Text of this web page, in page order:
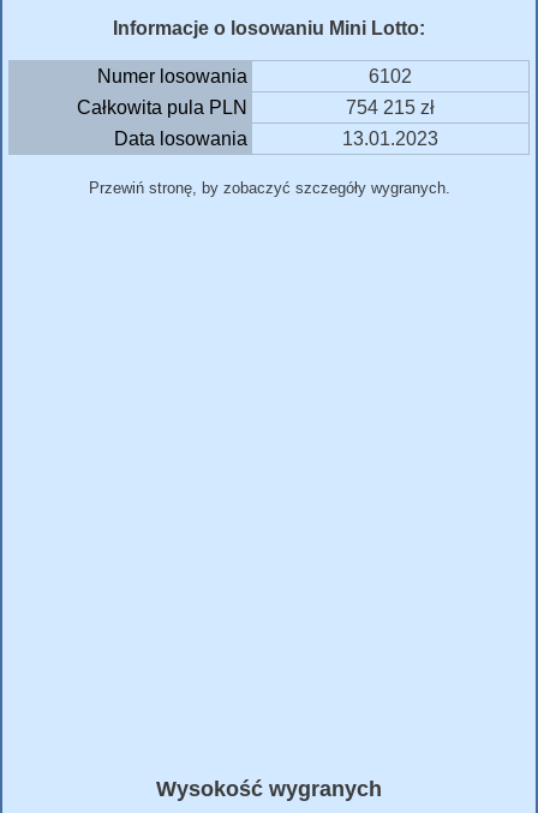
Informacje o losowaniu Mini Lotto:
Numer losowania
6102
Całkowita pula PLN
754 215 zł
Data losowania
13.01.2023
Przewiń stronę, by zobaczyć szczegóły wygranych.
Wysokość wygranych